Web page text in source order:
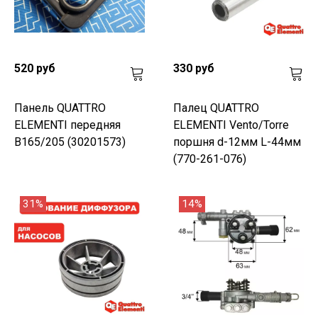
520 руб
Панель QUATTRO
ELEMENTI передняя
B165/205 (30201573)
330 руб
Палец QUATTRO
ELEMENTI Vento/Torre
поршня d-12мм L-44мм
(770-261-076)
31% 14%